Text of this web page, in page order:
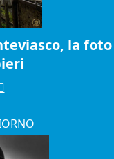
la foto